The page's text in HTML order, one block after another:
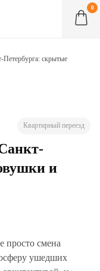
0
Петербурга: скрытые
Квартирный переезд
и
просто смена
ушедших